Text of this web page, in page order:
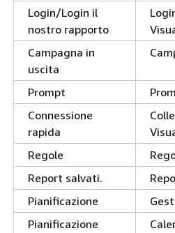
Login/Login il
nostro rapporto
Campagna in
uscita
Prompt
Connessione
rapida
Regole
Report salvati.
Pianificazione
Pianificazione